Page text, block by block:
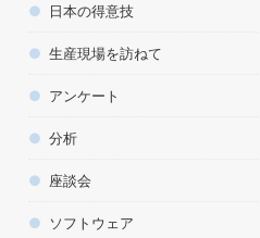
日本の得意技
生産現場を訪ねて
アンケート
分析
座談会
ソフトウェア